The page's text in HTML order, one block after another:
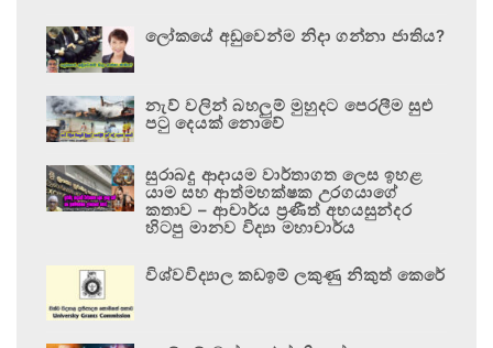
ලෝකයේ අඩුවෙන්ම නිදා ගන්නා ජාතිය?
නැව් වලින් බහලුම් මුහුදට පෙරලීම සුළු
පටු දෙයක් නොවේ
සුරාබදු ආදායම වාර්තාගත ලෙස ඉහළ
යාම සහ ආත්මභක්ෂක උරගයාගේ
කතාව – ආචාර්ය ප්‍රණීත් අභයසුන්දර
හිටපු මානව විද්‍යා මහාචාර්ය
විශ්වවිද්‍යාල කඩඉම් ලකුණු නිකුත් කෙරේ